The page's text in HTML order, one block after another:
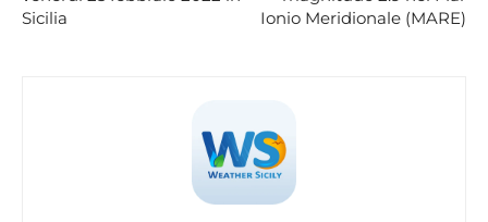
Sicilia
Ionio Meridionale (MARE)